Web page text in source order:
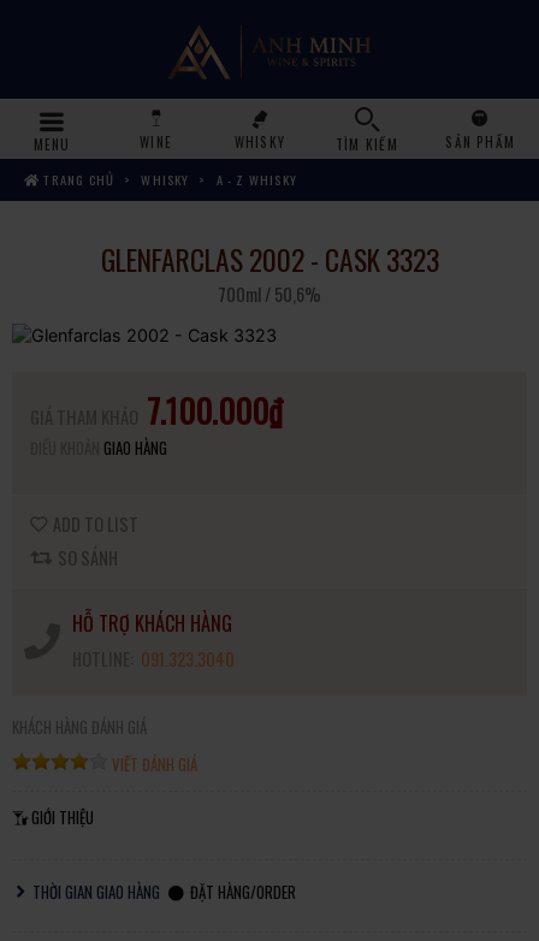
MENU WINE WHISKY TÌM KIẾM
SẢN PHẨM
TRANG CHỦ
WHISKY A - Z WHISKY
GLENFARCLAS 2002 - CASK 3323
700ml / 50,6%
7.100.000₫
GIAO HÀNG
ADD TO LIST
SO SÁNH
HỖ TRỢ KHÁCH HÀNG
091.323.3040
KHÁCH HÀNG ĐÁNH GIÁ
VIẾT ĐÁNH GIÁ
GIỚI THIỆU
THỜI GIAN GIAO HÀNG ĐẶT HÀNG/ORDER